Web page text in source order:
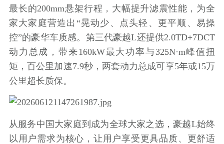
最长的200mm悬架行程，大幅提升滤震性能，为全
家大家庭营造出“晃动少、点头轻、更平顺、易操
控”的豪华车质感。第三代豪越L还提供2.0TD+7DCT
动力总成，带来160kW最大功率与325N·m峰值扭
矩，百公里加速7.9秒，两套动力总成可享5年或15万
公里超长质保。
从服务中国大家庭到成为全球大家之选，豪越L始终
以用户需求为核心，让用户享受更具品质、更舒适